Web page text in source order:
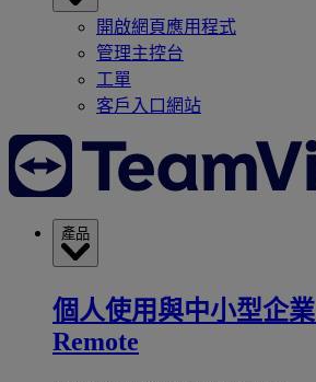
開啟網頁應用程式
管理主控台
工單
客戶入口網站
產品
個人使用與中小型企業
Remote